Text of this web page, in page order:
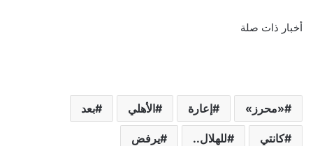
أخبار ذات صلة
«محرز» إعارة الأهلي بعد
كانتي للهلال.. يرفض